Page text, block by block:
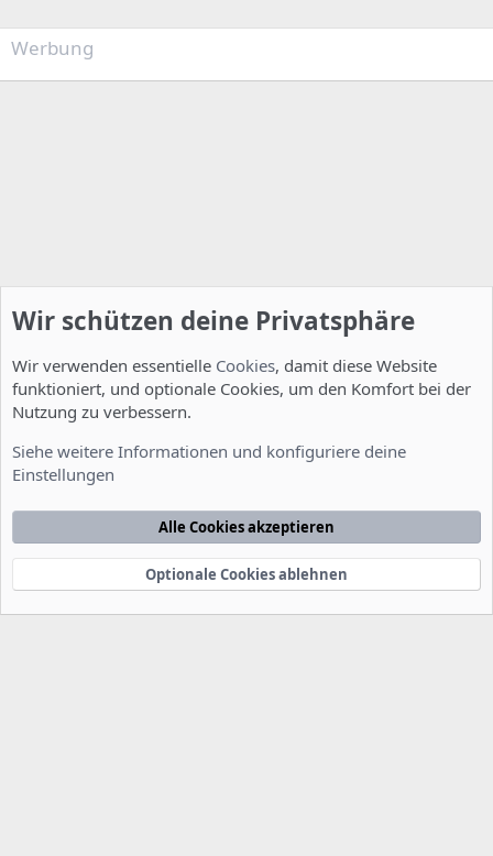
Werbung
Nutzungsbedingungen Datenschutzerklärung
Startseite
e
Community platform by XenForo® © 2010-2022 XenForo Ltd.
xenDach©2010-2014
Wir schützen deine Privatsphäre
Wir verwenden essentielle Cookies, damit diese Website
funktioniert, und optionale Cookies, um den Komfort bei der
Nutzung zu verbessern.
Siehe weitere Informationen und konfiguriere deine
Einstellungen
Alle Cookies akzeptieren
Optionale Cookies ablehnen